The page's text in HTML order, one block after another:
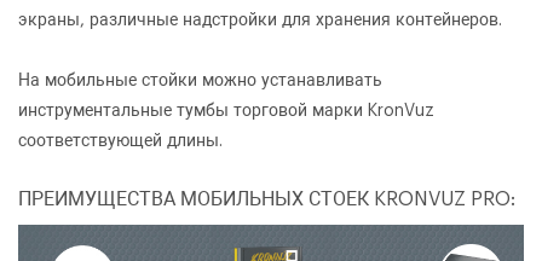
экраны, различные надстройки для хранения контейнеров.
На мобильные стойки можно устанавливать
инструментальные тумбы торговой марки KronVuz
соответствующей длины.
ПРЕИМУЩЕСТВА МОБИЛЬНЫХ СТОЕК KRONVUZ PRO: